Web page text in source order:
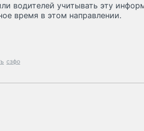
водителей учитывать эту
время в этом направлении.
сзфо